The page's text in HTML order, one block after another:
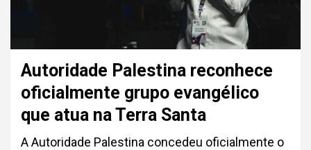
Autoridade Palestina reconhece
oficialmente grupo evangélico
que atua na Terra Santa
A Autoridade Palestina concedeu oficialmente o